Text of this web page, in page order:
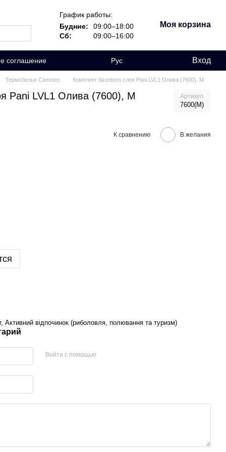
График работы:
Будние:
09:00–18:00
Сб:
09:00–16:00
Моя корзина
соглашение Рус Вход
Термобелье Camotec Комплект базового слоя Pani LVL1 Олива (7600), M
Pani LVL1 Олива (7600), M Артикул
7600(M)
К сравнению В желания
Активний відпочинок (риболовля, полювання та туризм)
Войти с помощью